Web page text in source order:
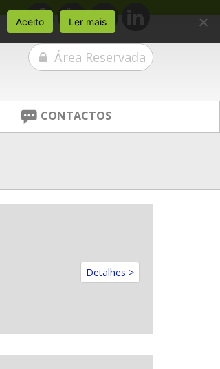
Área Reservada
CONTACTOS
Detalhes >
Aceito Ler mais